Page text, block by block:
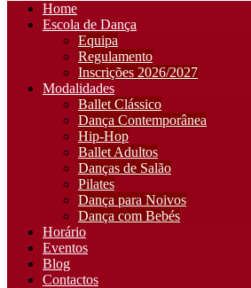
Home
Escola de Dança
Equipa
Regulamento
Inscrições 2026/2027
Modalidades
Ballet Clássico
Dança Contemporânea
Hip-Hop
Ballet Adultos
Danças de Salão
Pilates
Dança para Noivos
Dança com Bebés
Horário
Eventos
Blog
Contactos